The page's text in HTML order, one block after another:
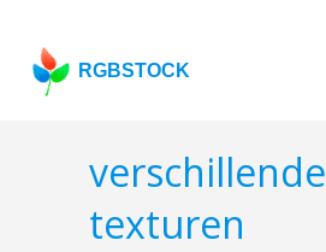
RGBSTOCK
verschillende
texturen